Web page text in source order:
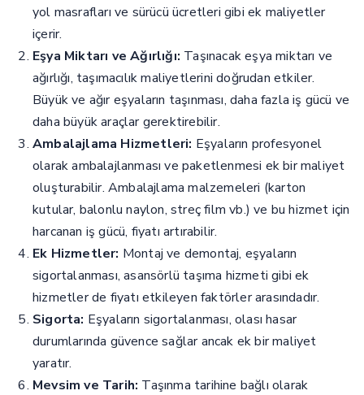
yol masrafları ve sürücü ücretleri gibi ek maliyetler
içerir.
Eşya Miktarı ve Ağırlığı: Taşınacak eşya miktarı ve
ağırlığı, taşımacılık maliyetlerini doğrudan etkiler.
Büyük ve ağır eşyaların taşınması, daha fazla iş gücü ve
daha büyük araçlar gerektirebilir.
Ambalajlama Hizmetleri: Eşyaların profesyonel
olarak ambalajlanması ve paketlenmesi ek bir maliyet
oluşturabilir. Ambalajlama malzemeleri (karton
kutular, balonlu naylon, streç film vb.) ve bu hizmet için
harcanan iş gücü, fiyatı artırabilir.
Ek Hizmetler: Montaj ve demontaj, eşyaların
sigortalanması, asansörlü taşıma hizmeti gibi ek
hizmetler de fiyatı etkileyen faktörler arasındadır.
Sigorta: Eşyaların sigortalanması, olası hasar
durumlarında güvence sağlar ancak ek bir maliyet
yaratır.
Mevsim ve Tarih: Taşınma tarihine bağlı olarak